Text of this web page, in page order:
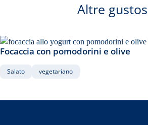
Altre
Focaccia con pomodorini e olive
Salato vegetariano